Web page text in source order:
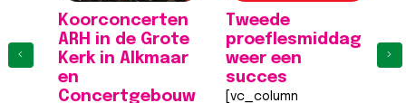
Koorconcerten
ARH in de Grote
Kerk in Alkmaar
en
Concertgebouw
Tweede
proeflesmiddag
weer een
succes
[vc_column
‹ ›